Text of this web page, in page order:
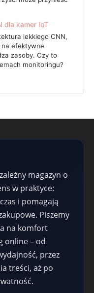
dla kamer IoT
lekkiego CNN,
na efektywne
zasoby. Czy to
monitoringu?
magazyn o
w praktyce:
i pomagają
Piszemy
na komfort
online – od
przez
treści, aż po